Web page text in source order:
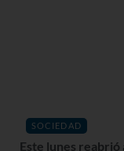
SOCIEDAD
Este lunes